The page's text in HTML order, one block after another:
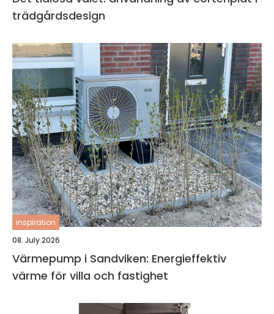
trädgårdsdesign
inspiration
08. July 2026
Värmepump i Sandviken: Energieffektiv
värme för villa och fastighet